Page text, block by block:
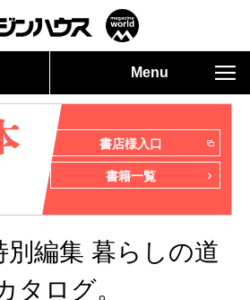
Menu
書店様入口
書籍一覧
別編集 暮らしの道
タログ。